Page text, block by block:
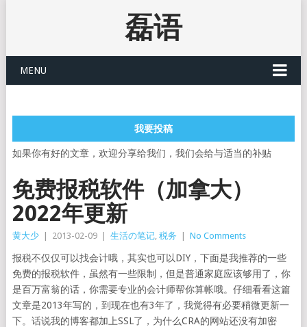
磊语
MENU
我要投稿
如果你有好的文章，欢迎分享给我们，我们会给与适当的补贴
免费报税软件（加拿大）
2022年更新
黄大少 2013-02-09 生活の笔记, 税务 No Comments
报税不仅仅可以找会计哦，其实也可以DIY，下面是我推荐的一些
免费的报税软件，虽然有一些限制，但是普通家庭应该够用了，你
是百万富翁的话，你需要专业的会计师帮你算帐哦。仔细看看这篇
文章是2013年写的，到现在也有3年了，我觉得有必要稍微更新一
下。话说我的博客都加上SSL了，为什么CRA的网站还没有加密